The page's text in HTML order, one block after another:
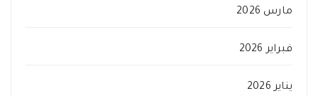
مارس 2026
فبراير 2026
يناير 2026